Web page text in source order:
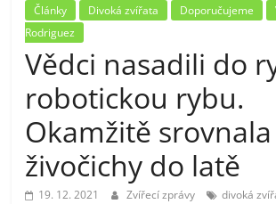
Články Divoká zvířata Doporučujeme
Rodriguez
Vědci nasadili do
robotickou rybu.
Okamžitě
živočichy do latě
19. 12. 2021 Zvířecí zprávy divoká